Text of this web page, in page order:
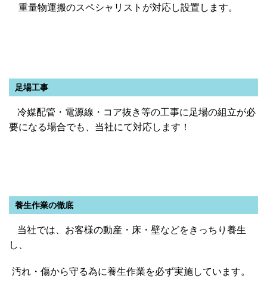
重量物運搬のスペシャリストが対応し設置します。
足場工事
冷媒配管・電源線・コア抜き等の工事に足場の組立が必
要になる場合でも、当社にて対応します！
養生作業の徹底
当社では、お客様の動産・床・壁などをきっちり養生
し、
汚れ・傷から守る為に養生作業を必ず実施しています。